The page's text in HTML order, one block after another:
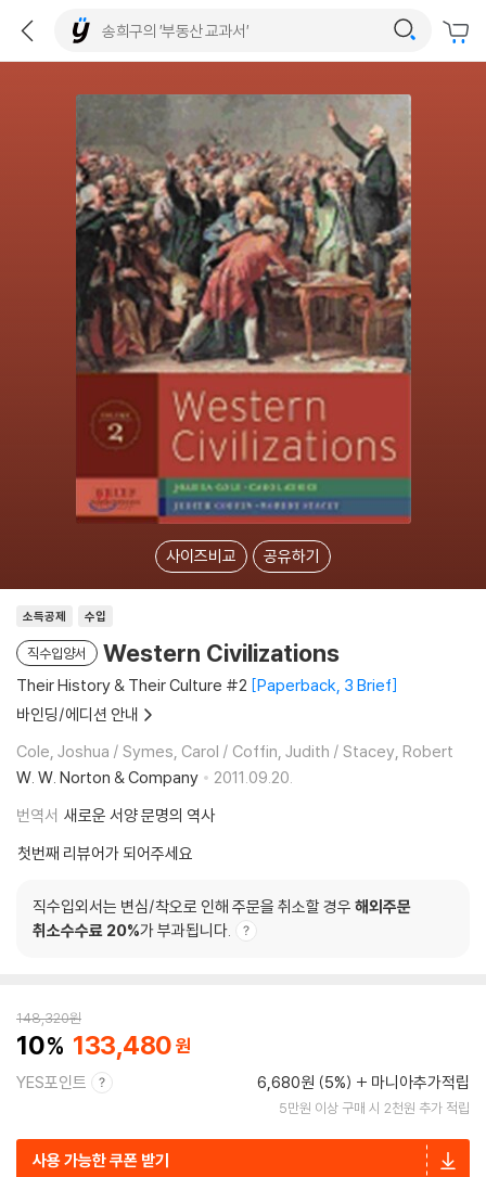
사이즈비교 공유하기
소득공제 수입
직수입양서 Western Civilizations
Their History & Their Culture #2 Paperback, 3 Brief
바인딩/에디션 안내
Cole, Joshua / Symes, Carol / Coffin, Judith / Stacey, Robert
W. W. Norton & Company
2011.09.20.
번역서 새로운 서양 문명의 역사
첫번째 리뷰어가 되어주세요
직수입외서는 변심/착오로 인해 주문을 취소할 경우 해외주문
취소수수료 20%가 부과됩니다.
148,320원
10 133,480
YES포인트 6,680원 (5%) 마니아추가적립
5만원 이상 구매 시 2천원 추가 적립
사용 가능한 쿠폰 받기